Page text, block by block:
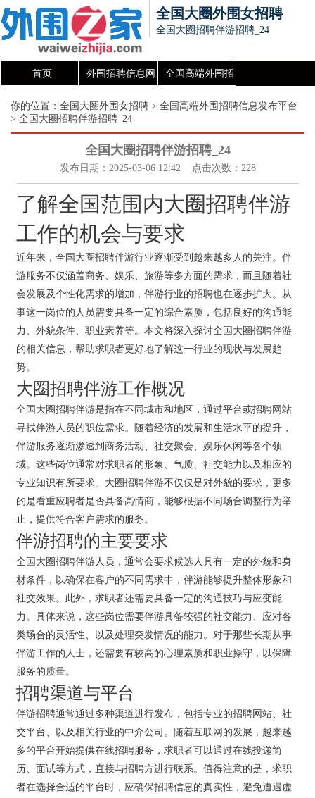
全国大圈外围女招聘
全国大圈招聘伴游招聘_24
首页 外围招聘信息网 全国高端外围招
聘信息发布平台
你的位置： 全国大圈外围女招聘 > 全国高端外围招聘信息发布平台
> 全国大圈招聘伴游招聘_24
全国大圈招聘伴游招聘_24
发布日期：2025-03-06 12:42 点击次数：228
了解全国范围内大圈招聘伴游
工作的机会与要求
近年来，全国大圈招聘伴游行业逐渐受到越来越多人的关注。伴
游服务不仅涵盖商务、娱乐、旅游等多方面的需求，而且随着社
会发展及个性化需求的增加，伴游行业的招聘也在逐步扩大。从
事这一岗位的人员需要具备一定的综合素质，包括良好的沟通能
力、外貌条件、职业素养等。本文将深入探讨全国大圈招聘伴游
的相关信息，帮助求职者更好地了解这一行业的现状与发展趋
势。
大圈招聘伴游工作概况
全国大圈招聘伴游是指在不同城市和地区，通过平台或招聘网站
寻找伴游人员的职位需求。随着经济的发展和生活水平的提升，
伴游服务逐渐渗透到商务活动、社交聚会、娱乐休闲等各个领
域。这些岗位通常对求职者的形象、气质、社交能力以及相应的
专业知识有所要求。大圈招聘伴游不仅仅是对外貌的要求，更多
的是看重应聘者是否具备高情商，能够根据不同场合调整行为举
止，提供符合客户需求的服务。
伴游招聘的主要要求
全国大圈招聘伴游人员，通常会要求候选人具有一定的外貌和身
材条件，以确保在客户的不同需求中，伴游能够提升整体形象和
社交效果。此外，求职者还需要具备一定的沟通技巧与应变能
力。具体来说，这些岗位需要伴游具备较强的社交能力、应对各
类场合的灵活性、以及处理突发情况的能力。对于那些长期从事
伴游工作的人士，还需要有较高的心理素质和职业操守，以保障
服务的质量。
招聘渠道与平台
伴游招聘通常通过多种渠道进行发布，包括专业的招聘网站、社
交平台、以及相关行业的中介公司。随着互联网的发展，越来越
多的平台开始提供在线招聘服务，求职者可以通过在线投递简
历、面试等方式，直接与招聘方进行联系。值得注意的是，求职
者在选择合适的平台时，应确保招聘信息的真实性，避免遭遇虚